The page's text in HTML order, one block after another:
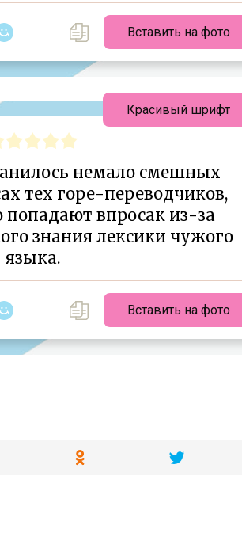
Вставить на фото
немало смешных
тех горе-переводчиков,
попадают впросак из-за
знания лексики чужого
языка.
Вставить на фото
Красивый шрифт